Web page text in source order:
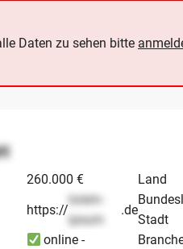
Daten zu sehen bitte
260.000 €
https://
lorem-
ipsum
.de
online -
Land
Stadt